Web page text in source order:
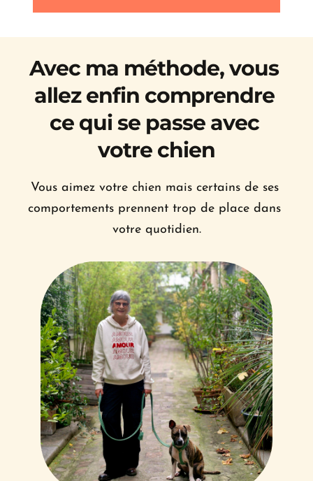
Avec ma méthode, vous
allez enfin comprendre
ce qui se passe avec
votre chien
Vous aimez votre chien mais certains de ses
comportements prennent trop de place dans
votre quotidien.